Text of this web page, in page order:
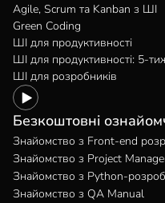
Agile, Scrum та Kanban з ШІ
Green Coding
ШІ для продуктивності
ШІ для продуктивності: 5-
ШІ для розробників
Безкоштовні
Знайомство з Front-end
Знайомство з Project
Знайомство з Python-
Знайомство з QA Manual